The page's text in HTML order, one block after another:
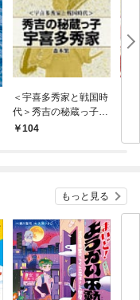
＜宇喜多秀家と戦国時
代＞秀吉の秘蔵っ子
宇喜多秀家
104
もっと見る